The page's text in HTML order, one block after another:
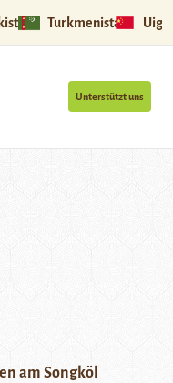
Turkmenistan
Unterstützt uns
am Songköl